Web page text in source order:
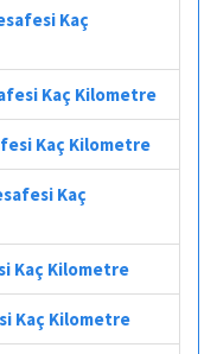
Kaç
Kaç Kilometre
Kaç Kilometre
Kaç
Kaç Kilometre
Kaç Kilometre